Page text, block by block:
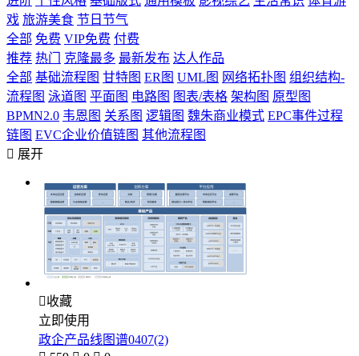
戏 旅游美食 节日节气
全部 免费 VIP免费 付费
推荐 热门 克隆最多 最新发布 达人作品
全部 基础流程图 甘特图 ER图 UML图 网络拓扑图 组织结构-
流程图 泳道图 平面图 电路图 图表/表格 架构图 原型图
BPMN2.0 韦恩图 关系图 逻辑图 魏朱商业模式 EPC事件过程
链图 EVC企业价值链图 其他流程图
 展开
收藏
立即使用
政企产品线图谱0407(2)